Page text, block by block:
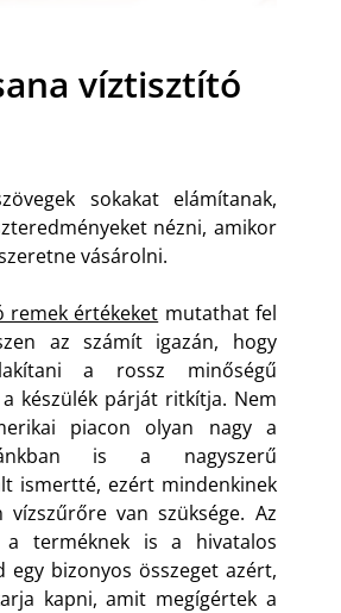
víztisztító
sokakat elámítanak,
nézni, amikor
vásárolni.
remek értékeket mutathat fel
az számít igazán, hogy
a rossz minőségű
készülék párját ritkítja. Nem
piacon olyan nagy a
is a nagyszerű
ismertté, ezért mindenkinek
van szüksége. Az
a terméknek is a hivatalos
bizonyos összeget azért,
kapni, amit megígértek a